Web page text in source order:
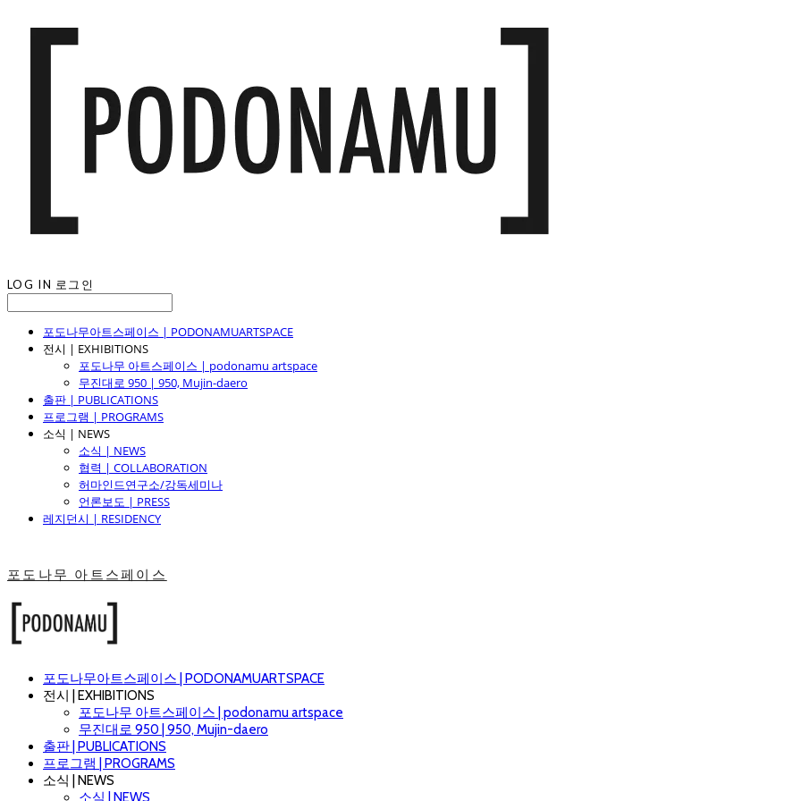
LOG IN 로그인
포도나무아트스페이스 | PODONAMUARTSPACE
전시 | EXHIBITIONS
포도나무 아트스페이스 | podonamu artspace
무진대로 950 | 950, Mujin-daero
출판 | PUBLICATIONS
프로그램 | PROGRAMS
소식 | NEWS
소식 | NEWS
협력 | COLLABORATION
허마인드연구소/강독세미나
언론보도 | PRESS
레지던시 | RESIDENCY
포도나무 아트스페이스
포도나무아트스페이스 | PODONAMUARTSPACE
전시 | EXHIBITIONS
포도나무 아트스페이스 | podonamu artspace
무진대로 950 | 950, Mujin-daero
출판 | PUBLICATIONS
프로그램 | PROGRAMS
소식 | NEWS
소식 | NEWS